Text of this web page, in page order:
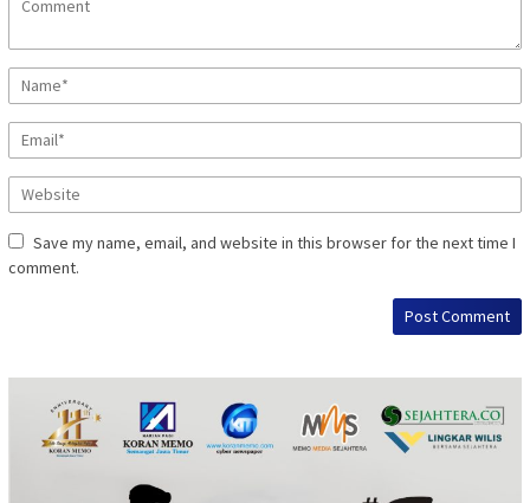
Save my name, email, and website in this browser for the next time I
comment.